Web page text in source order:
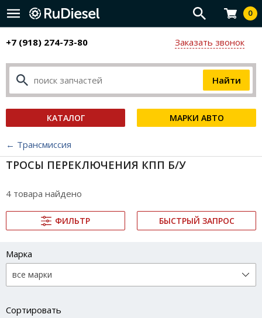
0
+7 (918) 274-73-80 Заказать звонок
КАТАЛОГ МАРКИ АВТО
← Трансмиссия
ТРОСЫ ПЕРЕКЛЮЧЕНИЯ КПП Б/У
4 товара найдено
ФИЛЬТР БЫСТРЫЙ ЗАПРОС
Марка
Сортировать